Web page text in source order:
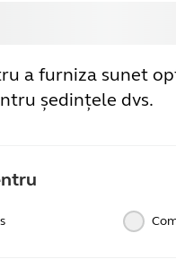
a furniza sunet
ședințele dvs.